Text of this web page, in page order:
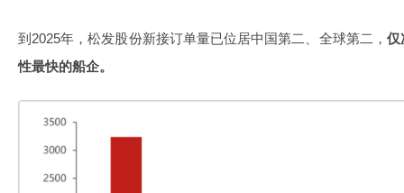
到2025年，松发股份新接订单量已位居中国第二、全球第二， 仅
性最快的船企。